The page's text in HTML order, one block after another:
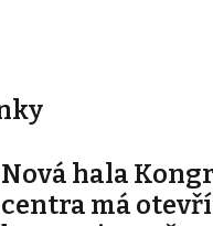
Nová hala
centra má